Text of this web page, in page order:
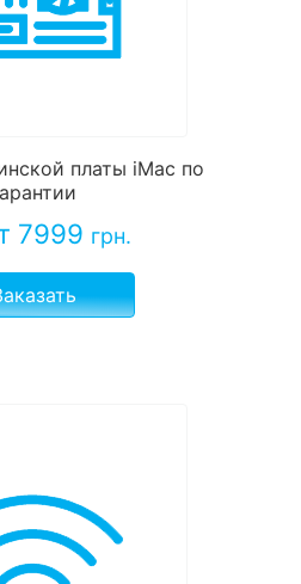
платы iMac по
7999 грн.